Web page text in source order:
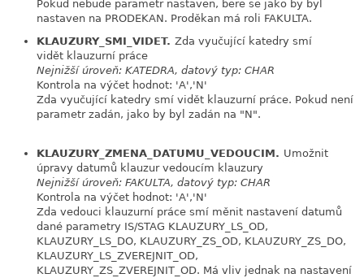
Pokud nebude parametr nastaven, bere se jako by byl
nastaven na PRODEKAN. Proděkan má roli FAKULTA.
KLAUZURY_SMI_VIDET. Zda vyučující katedry smí
vidět klauzurní práce
Nejnižší úroveň: KATEDRA, datový typ: CHAR
Kontrola na výčet hodnot: 'A','N'
Zda vyučující katedry smí vidět klauzurní práce. Pokud není
parametr zadán, jako by byl zadán na "N".
KLAUZURY_ZMENA_DATUMU_VEDOUCIM. Umožnit
úpravy datumů klauzur vedoucím klauzury
Nejnižší úroveň: FAKULTA, datový typ: CHAR
Kontrola na výčet hodnot: 'A','N'
Zda vedouci klauzurní práce smí měnit nastavení datumů
dané parametry IS/STAG KLAUZURY_LS_OD,
KLAUZURY_LS_DO, KLAUZURY_ZS_OD, KLAUZURY_ZS_DO,
KLAUZURY_LS_ZVEREJNIT_OD,
KLAUZURY_ZS_ZVEREJNIT_OD. Má vliv jednak na nastavení